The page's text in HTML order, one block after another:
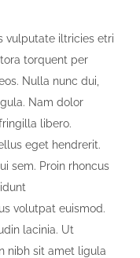
vulputate iltricies etri
torquent per
Nulla nunc dui,
Nam dolor
libero.
eget hendrerit.
sem. Proin rhoncus
volutpat euismod.
lacinia. Ut
nibh sit amet ligula